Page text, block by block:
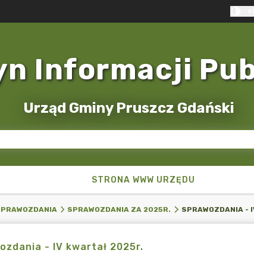
Informacji
Urząd Gminy Pruszcz Gdański
STRONA WWW URZĘDU
SPRAWOZDANIA ZA 2025R. SPRAWOZDANIA -
- IV kwartał 2025r.